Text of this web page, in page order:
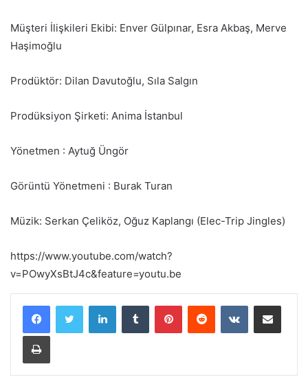
Müşteri İlişkileri Ekibi: Enver Gülpınar, Esra Akbaş, Merve
Haşimoğlu
Prodüktör: Dilan Davutoğlu, Sıla Salgın
Prodüksiyon Şirketi: Anima İstanbul
Yönetmen : Aytuğ Üngör
Görüntü Yönetmeni : Burak Turan
Müzik: Serkan Çeliköz, Oğuz Kaplangı (Elec-Trip Jingles)
https://www.youtube.com/watch?
v=POwyXsBtJ4c&feature=youtu.be